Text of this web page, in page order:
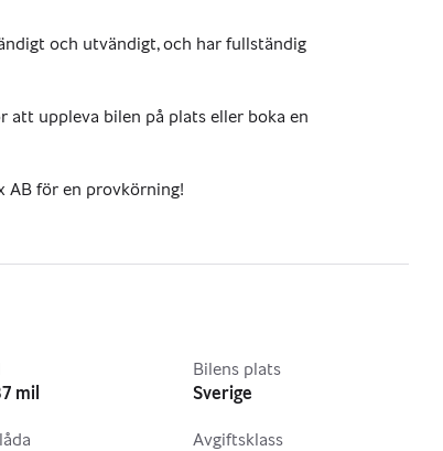
och utvändigt, och har fullständig
att uppleva bilen på plats eller boka en
AB för en provkörning!
709 19 01
Bank, Ecster Finans AB, MoneyGO, Mymoney
mil
Bilens plats
Sverige
Avgiftsklass